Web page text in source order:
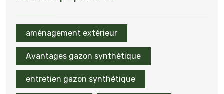
aménagement extérieur
Avantages gazon synthétique
entretien gazon synthétique